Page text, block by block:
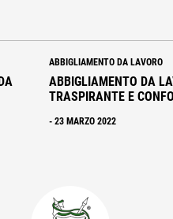
ABBIGLIAMENTO DA LAVORO
ABBIGLIAMENTO DA
TRASPIRANTE E
- 23 MARZO 2022